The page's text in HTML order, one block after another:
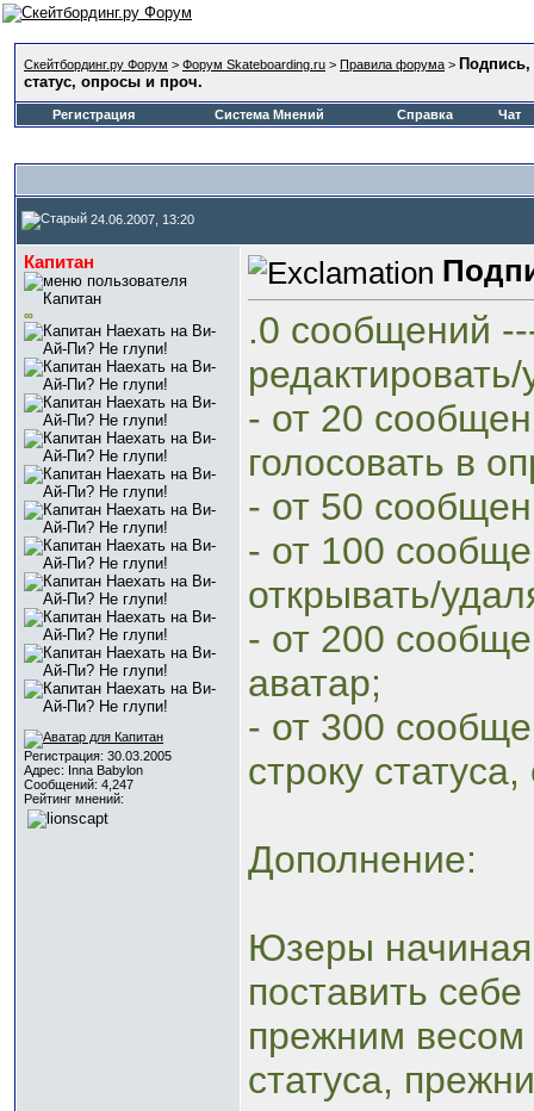
Скейтбординг.ру Форум > Форум Skateboarding.ru > Правила форума > Подпись,
статус, опросы и проч.
Регистрация Система Мнений Справка Чат
24.06.2007, 13:20
Капитан
∞
Регистрация: 30.03.2005
Адрес: Inna Babylon
Сообщений: 4,247
Рейтинг мнений:
.0 сообщений
- от 20
голосовать в
- от 50
- от 100
открывать/
- от 200
аватар;
- от 300
строку
Дополнение:
Юзеры начиная
поставить
прежним весом
статуса,